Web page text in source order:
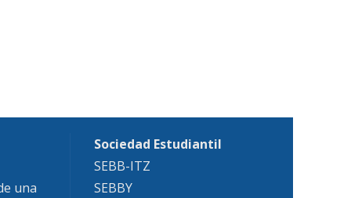
una
Sociedad Estudiantil
SEBB-ITZ
SEBBY